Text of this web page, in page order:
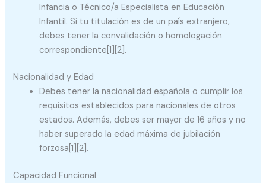
Infancia o Técnico/a Especialista en Educación
Infantil. Si tu titulación es de un país extranjero,
debes tener la convalidación o homologación
correspondiente[1][2].
Nacionalidad y Edad
Debes tener la nacionalidad española o cumplir los
requisitos establecidos para nacionales de otros
estados. Además, debes ser mayor de 16 años y no
haber superado la edad máxima de jubilación
forzosa[1][2].
Capacidad Funcional